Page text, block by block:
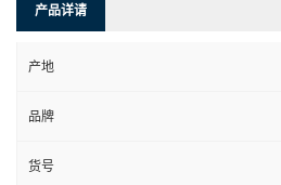
产品详请
产地
品牌
货号